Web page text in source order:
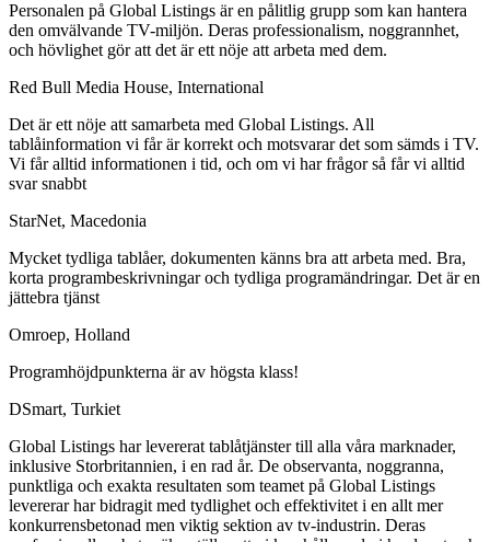
Personalen på Global Listings är en pålitlig grupp som kan hantera
den omvälvande TV-miljön. Deras professionalism, noggrannhet,
och hövlighet gör att det är ett nöje att arbeta med dem.
Red Bull Media House, International
Det är ett nöje att samarbeta med Global Listings. All
tablåinformation vi får är korrekt och motsvarar det som sämds i TV.
Vi får alltid informationen i tid, och om vi har frågor så får vi alltid
svar snabbt
StarNet, Macedonia
Mycket tydliga tablåer, dokumenten känns bra att arbeta med. Bra,
korta programbeskrivningar och tydliga programändringar. Det är en
jättebra tjänst
Omroep, Holland
Programhöjdpunkterna är av högsta klass!
DSmart, Turkiet
Global Listings har levererat tablåtjänster till alla våra marknader,
inklusive Storbritannien, i en rad år. De observanta, noggranna,
punktliga och exakta resultaten som teamet på Global Listings
levererar har bidragit med tydlighet och effektivitet i en allt mer
konkurrensbetonad men viktig sektion av tv-industrin. Deras